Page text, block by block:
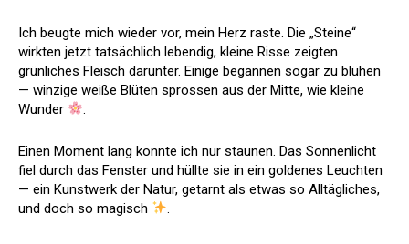
Ich beugte mich wieder vor, mein Herz raste. Die „Steine“
wirkten jetzt tatsächlich lebendig, kleine Risse zeigten
grünliches Fleisch darunter. Einige begannen sogar zu blühen
— winzige weiße Blüten sprossen aus der Mitte, wie kleine
Wunder
.
Einen Moment lang konnte ich nur staunen. Das Sonnenlicht
fiel durch das Fenster und hüllte sie in ein goldenes Leuchten
— ein Kunstwerk der Natur, getarnt als etwas so Alltägliches,
und doch so magisch
.